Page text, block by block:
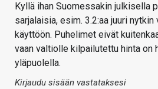
Kyllä ihan Suomessakin julkisella
sarjalaisia, esim. 3.2:aa juuri nytkin
käyttöön. Puhelimet eivät
vaan valtiolle kilpailutettu hinta on
yläpuolella.
Kirjaudu sisään vastataksesi